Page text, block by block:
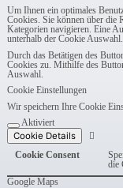
Um Ihnen ein optimales
Cookies. Sie können über die
Kategorien navigieren. Eine
unterhalb der Cookie Auswahl.
Durch das Betätigen des
Cookies zu. Mithilfe des
Auswahl.
Cookie Einstellungen
Wir speichern Ihre Cookie
Aktiviert
Cookie Details
Cookie Consent
die
Google Maps